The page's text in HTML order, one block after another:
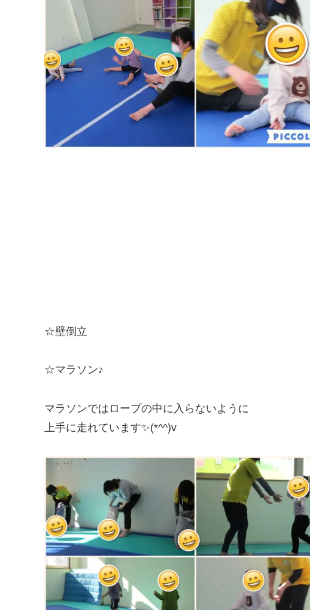
☆壁倒立
☆マラソン♪
マラソンではロープの中に入らないように
上手に走れています✨(*^^)v